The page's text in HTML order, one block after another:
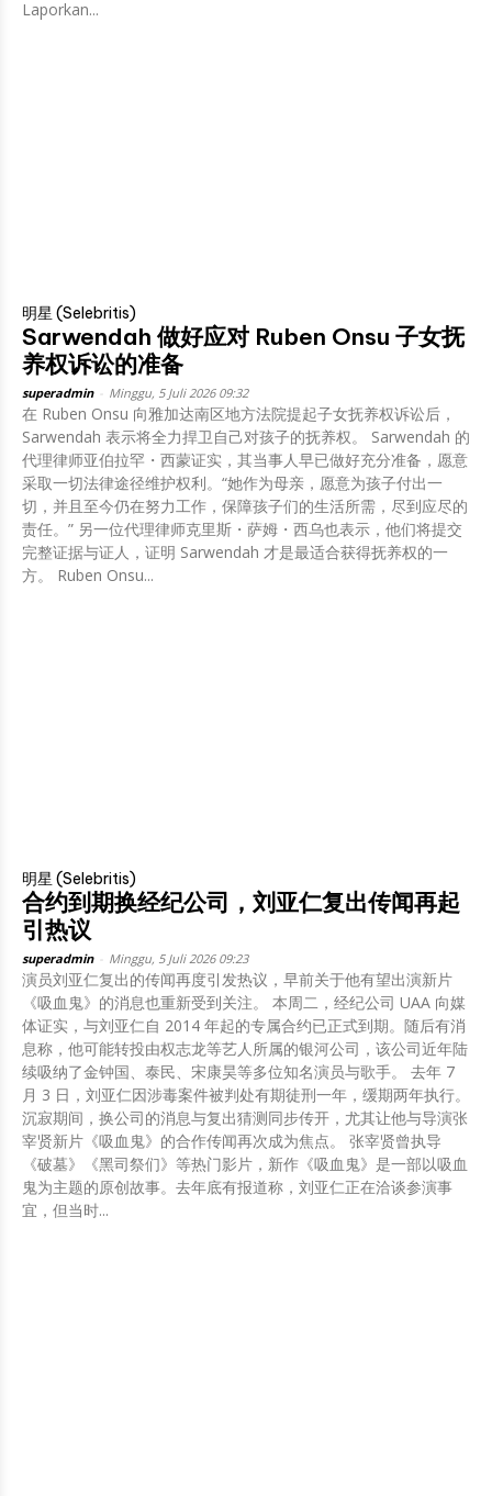
Laporkan...
明星 (Selebritis)
Sarwendah 做好应对 Ruben Onsu 子女抚
养权诉讼的准备
superadmin Minggu, 5 Juli 2026 09:32
在 Ruben Onsu 向雅加达南区地方法院提起子女抚养权诉讼后，
Sarwendah 表示将全力捍卫自己对孩子的抚养权。 Sarwendah 的
代理律师亚伯拉罕・西蒙证实，其当事人早已做好充分准备，愿意
采取一切法律途径维护权利。“她作为母亲，愿意为孩子付出一
切，并且至今仍在努力工作，保障孩子们的生活所需，尽到应尽的
责任。” 另一位代理律师克里斯・萨姆・西乌也表示，他们将提交
完整证据与证人，证明 Sarwendah 才是最适合获得抚养权的一
方。 Ruben Onsu...
明星 (Selebritis)
合约到期换经纪公司，刘亚仁复出传闻再起
引热议
superadmin Minggu, 5 Juli 2026 09:23
演员刘亚仁复出的传闻再度引发热议，早前关于他有望出演新片
《吸血鬼》的消息也重新受到关注。 本周二，经纪公司 UAA 向媒
体证实，与刘亚仁自 2014 年起的专属合约已正式到期。随后有消
息称，他可能转投由权志龙等艺人所属的银河公司，该公司近年陆
续吸纳了金钟国、泰民、宋康昊等多位知名演员与歌手。 去年 7
月 3 日，刘亚仁因涉毒案件被判处有期徒刑一年，缓期两年执行。
沉寂期间，换公司的消息与复出猜测同步传开，尤其让他与导演张
宰贤新片《吸血鬼》的合作传闻再次成为焦点。 张宰贤曾执导
《破墓》《黑司祭们》等热门影片，新作《吸血鬼》是一部以吸血
鬼为主题的原创故事。去年底有报道称，刘亚仁正在洽谈参演事
宜，但当时...